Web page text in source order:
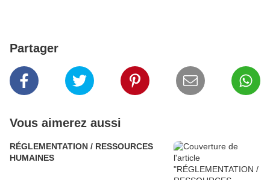
Partager
Vous aimerez aussi
RÉGLEMENTATION / RESSOURCES
HUMAINES